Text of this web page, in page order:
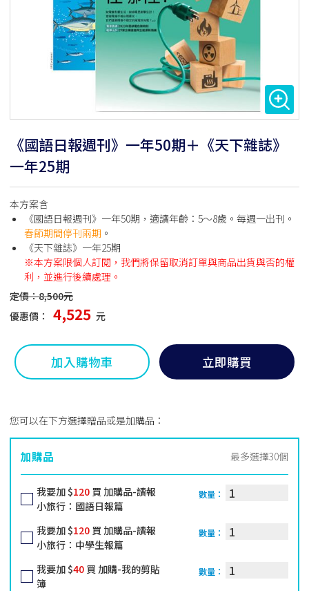
《國語日報週刊》一年50期＋《天下雜誌》
一年25期
本方案含
《國語日報週刊》一年50期，適讀年齡：5～8歲。每週一出刊。
春節期間停刊兩期 。
《天下雜誌》一年25期
※本方案限個人訂閱，我們將保留取消訂單與商品出貨與否的權
利，並進行後續處理。
定價：8,500元
優惠價：
4,525 元
加入購物車 立即購買
您可以在下方選擇贈品或是加購品：
加購品 最多選擇30個
我要加 $120 買 加購品-讀報
小旅行：國語日報篇
數量：
我要加 $120 買 加購品-讀報
小旅行：中學生報篇
數量：
我要加 $40 買 加購-我的剪貼
簿
數量：